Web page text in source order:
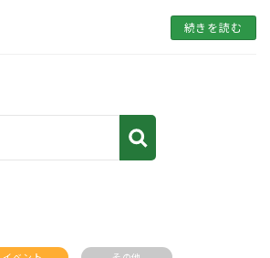
続きを読む